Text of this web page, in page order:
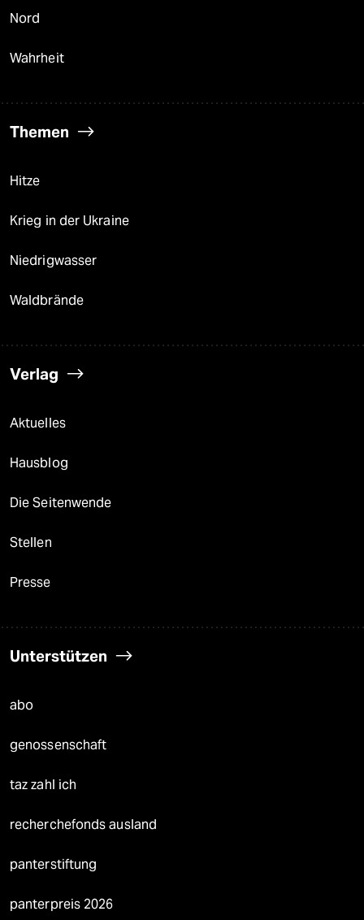
Nord
Wahrheit
Themen
Hitze
Krieg in der Ukraine
Niedrigwasser
Waldbrände
Verlag
Aktuelles
Hausblog
Die Seitenwende
Stellen
Presse
Unterstützen
abo
genossenschaft
taz zahl ich
recherchefonds ausland
panterstiftung
panterpreis 2026